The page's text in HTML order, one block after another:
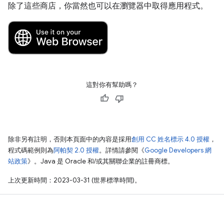
除了這些商店，你當然也可以在瀏覽器中取得應用程式。
這對你有幫助嗎？
除非另有註明，否則本頁面中的內容是採用創用 CC 姓名標示 4.0 授權 ，
程式碼範例則為阿帕契 2.0 授權。詳情請參閱《Google Developers 網
站政策》。Java 是 Oracle 和/或其關聯企業的註冊商標。
上次更新時間：2023-03-31 (世界標準時間)。